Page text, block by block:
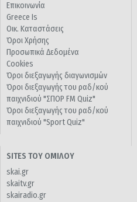
Επικοινωνία
Greece Is
Οικ. Καταστάσεις
Όροι Χρήσης
Προσωπικά Δεδομένα
Cookies
Όροι διεξαγωγής διαγωνισμών
Όροι διεξαγωγής του ραδ/κού
παιχνιδιού "ΣΠΟΡ FM Quiz"
Όροι διεξαγωγής του ραδ/κού
παιχνιδιού "Sport Quiz"
SITES ΤΟΥ ΟΜΙΛΟΥ
skai.gr
skaitv.gr
skairadio.gr